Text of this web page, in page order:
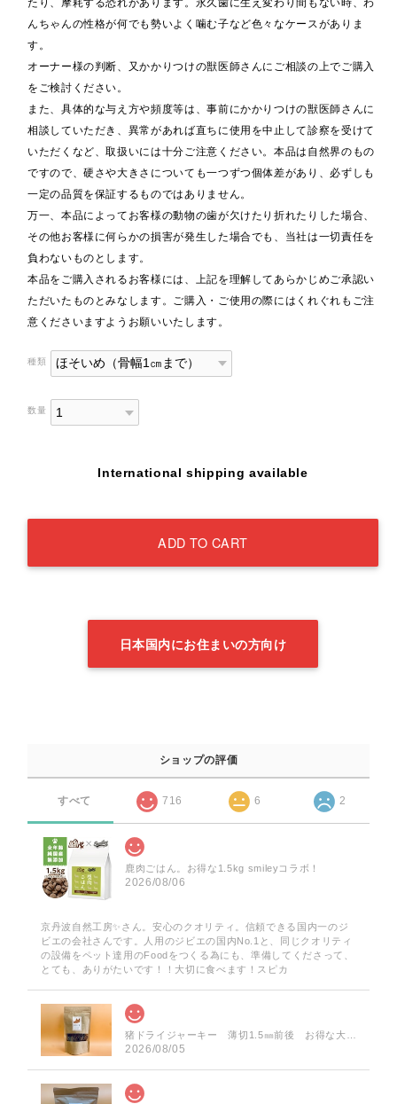
たり、摩耗する恐れがあります。永久歯に生え変わり間もない時、わ
んちゃんの性格が何でも勢いよく噛む子など色々なケースがありま
す。
オーナー様の判断、又かかりつけの獣医師さんにご相談の上でご購入
をご検討ください。
また、具体的な与え方や頻度等は、事前にかかりつけの獣医師さんに
相談していただき、異常があれば直ちに使用を中止して診察を受けて
いただくなど、取扱いには十分ご注意ください。本品は自然界のもの
ですので、硬さや大きさについても一つずつ個体差があり、必ずしも
一定の品質を保証するものではありません。
万一、本品によってお客様の動物の歯が欠けたり折れたりした場合、
その他お客様に何らかの損害が発生した場合でも、当社は一切責任を
負わないものとします。
本品をご購入されるお客様には、上記を理解してあらかじめご承認い
ただいたものとみなします。ご購入・ご使用の際にはくれぐれもご注
意くださいますようお願いいたします。
種類
数量
International shipping available
ADD TO CART
日本国内にお住まいの方向け
ショップの評価
すべて 716 6 2
鹿肉ごはん。お得な1.5kg smileyコラボ！
2026/08/06
京丹波自然工房✨️さん。安心のクオリティ。信頼できる国内一のジ
ビエの会社さんです。人用のジビエの国内No.1と、同じクオリティ
の設備をペット達用のFoodをつくる為にも、準備してくださって、
とても、ありがたいです！！大切に食べます！スピカ
2026/08/05